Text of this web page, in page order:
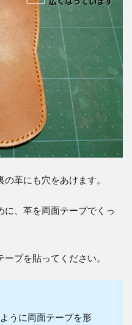
革にも穴をあけます。
、革を両面テープでくっ
プを貼ってください。
うに両面テープを形